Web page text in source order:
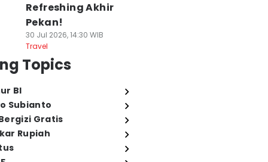
Refreshing Akhir
Pekan!
30 Jul 2026, 14:30 WIB
Travel
Topics
BI
Subianto
Gratis
Rupiah